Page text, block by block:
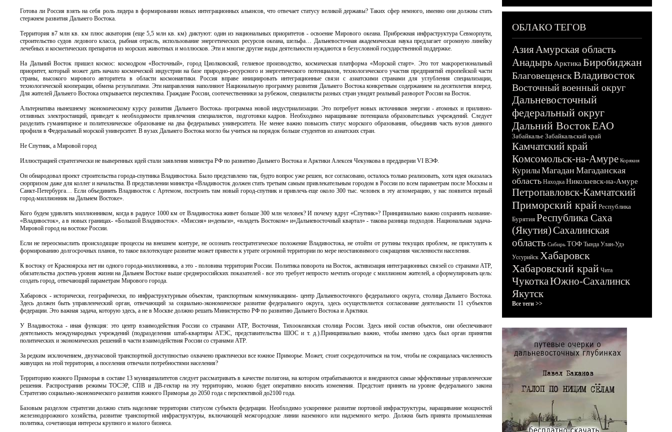
Готова ли Россия взять на себя роль лидера в формировании новых интеграционных альянсов, что отвечает статусу великой державы? Таких сфер немного, именно они должны стать
стержнем развития Дальнего Востока.
Территория в7 млн кв. км плюс акватория (еще 5,5 млн кв. км) диктуют: один из национальных приоритетов - освоение Мирового океана. Прибрежная инфраструктура Севморпути,
строительство судов ледового класса, рыбная отрасль, использование энергетических ресурсов океана, шельфа… Дальневосточная академическая наука предлагает огромную линейку
лечебных и косметических препаратов из морских животных и моллюсков. Эти и многие другие виды деятельности нуждаются в безусловной государственной поддержке.
На Дальний Восток пришел космос: космодром «Восточный», город Циолковский, гелиевое производство, космическая платформа «Морской старт». Это тот макрорегиональный
приоритет, который может дать начало космической индустрии на базе природно-ресурсного и энергетического потенциалов, технологического участия предприятий европейской части
страны, высокого мирового авторитета в области космонавтики. Россия вправе инициировать интеграционные связи с азиатскими странами для углубления специализации,
технологической кооперации, обмена результатами. Эти направления наполняют Национальную программу развития Дальнего Востока конкретным содержанием на десятилетия вперед.
Для жителей Дальнего Востока открывается перспектива. Граждане России, соотечественники за рубежом, специалисты разных стран увидят реальный разворот России на Восток.
Альтернатива нынешнему экономическому курсу развития Дальнего Востока- программа новой индустриализации. Это потребует новых источников энергии - атомных и приливно-
отливных электростанций, приведет к необходимости привлечения специалистов, подготовки кадров. Необходимо наращивание потенциала образовательных учреждений. Следует
разделить гуманитарное и политехническое образование на два федеральных университета. Не менее важно повысить статус морского образования, объединив часть вузов данного
профиля в Федеральный морской университет. В вузах Дальнего Востока могло бы учиться на порядок больше студентов из азиатских стран.
Не Спутник, а Мировой город
Иллюстрацией стратегически не выверенных идей стали заявления министра РФ по развитию Дальнего Востока и Арктики Алексея Чекункова в преддверии VI ВЭФ.
Он обнародовал проект строительства города-спутника Владивостока. Было представлено так, будто вопрос уже решен, все согласовано, осталось только реализовать, хотя идея оказалась
сюрпризом даже для коллег и начальства. В представлении министра «Владивосток должен стать третьим самым привлекательным городом в России по всем параметрам после Москвы и
Санкт-Петербурга… Если объединить Владивосток с Артемом, построить там новый город-спутник и привлечь еще около 300 тыс. человек в эту агломерацию, у нас появится первый
город-миллионник на Дальнем Востоке».
Кого будем удивлять миллионником, когда в радиусе 1000 км от Владивостока живет больше 300 млн человек? И почему вдруг «Спутник»? Принципиально важно сохранить название-
«Владивосток», а в новых границах- «Большой Владивосток». «Миссия» и«деньги», «владеть Востоком» и«Дальневосточный квартал» - такова разница подходов. Национальная задача-
Мировой город на востоке России.
Если не переосмыслить происходящие процессы на внешнем контуре, не осознать геостратегическое положение Владивостока, не отойти от рутины текущих проблем, не приступить к
формированию долгосрочных планов, то такое вялотекущее развитие может привести к утрате огромной территории по мере неостановимого сокращения численности населения.
К востоку от Красноярска нет ни одного города-миллионника, а это - половина территории России. Политика поворота на Восток, активизация интеграционных связей со странами АТР,
обязательства достичь уровня жизни на Дальнем Востоке выше среднероссийских показателей - все это требует непросто мечтать огороде с миллионом жителей, а сформулировать цель:
создать город, отвечающий параметрам Мирового города.
Хабаровск - исторически, географически, по инфраструктурным объектам, транспортным коммуникациям- центр Дальневосточного федерального округа, столица Дальнего Востока.
Здесь должен быть управленческий орган, отвечающий за социально-экономическое развитие федерального округа, здесь осуществляется согласование деятельности 11 субъектов
федерации. Это важная задача, которую здесь, а не в Москве должно решать Министерство РФ по развитию Дальнего Востока и Арктики.
У Владивостока - иная функция: это центр взаимодействия России со странами АТР, Восточная, Тихоокеанская столица России. Здесь иной состав объектов, они обеспечивают
деятельность международных учреждений (подразделения штаб-квартиры АТЭС, представительства ШОС и т. д.).Принципиально важно, чтобы именно здесь был орган принятия
политических и экономических решений в части взаимодействия России со странами АТР.
За редким исключением, двухчасовой транспортной доступностью охвачено практически все южное Приморье. Может, стоит сосредоточиться на том, чтобы не сокращалась численность
живущих на этой территории, а поселения отвечали потребностями населения?
Территорию южного Приморья в составе 13 муниципалитетов следует рассматривать в качестве полигона, на котором отрабатываются и внедряются самые эффективные управленческие
решения. Распространив режимы ТОСЭР, СПВ и ДВ-гектар на эту территорию, можно будет оперативно вносить изменения. Предстоит принять на уровне федерального закона
Стратегию социально-экономического развития южного Приморья до 2050 года с перспективой до2100 года.
Базовым разделом стратегии должно стать наделение территории статусом субъекта федерации. Необходимо ускоренное развитие портовой инфраструктуры, наращивание мощностей
железнодорожного хозяйства, развитие транспортной инфраструктуры, включающей межгородские линии наземного или надземного метро. Должна быть принята промышленная
политика, сочетающая интересы крупного и малого бизнеса.
ОБЛАКО ТЕГОВ
АзияАмурская область
Анадырь Арктика Биробиджан
БлаговещенскВладивосток
Восточный военный округ
Дальневосточный
федеральный округ
Дальний ВостокЕАО
Забайкалье Забайкальский край
Камчатский край
Комсомольск-на-Амуре Корякия
КурилыМагадан Магаданская
область Находка Николаевск-на-Амуре
Петропавловск-Камчатский
Приморский край Республика
Бурятия Республика Саха
(Якутия)Сахалинская
область Сибирь ТОФ Тында Улан-Удэ
Уссурийск Хабаровск
Хабаровский край Чита
ЧукоткаЮжно-Сахалинск
Якутск
Все теги >>